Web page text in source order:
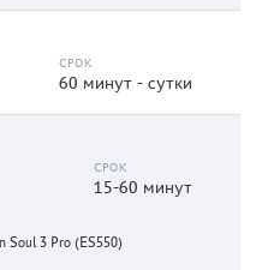
60 минут - сутки
15-60 минут
Soul 3 Pro (ES550)